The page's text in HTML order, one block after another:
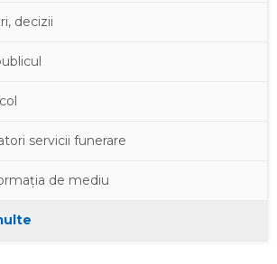
decizii
servicii funerare
de mediu